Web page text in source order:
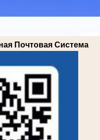
Почтовая Система